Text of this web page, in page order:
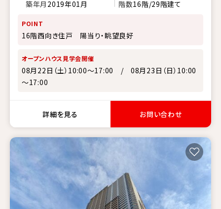
築年月 2019年01月 階数16階/29階建て
POINT
16階西向き住戸 陽当り・眺望良好
オープンハウス見学会開催
08月22日（土）10:00～17:00 / 08月23日（日）10:00
～17:00
詳細を見る お問い合わせ